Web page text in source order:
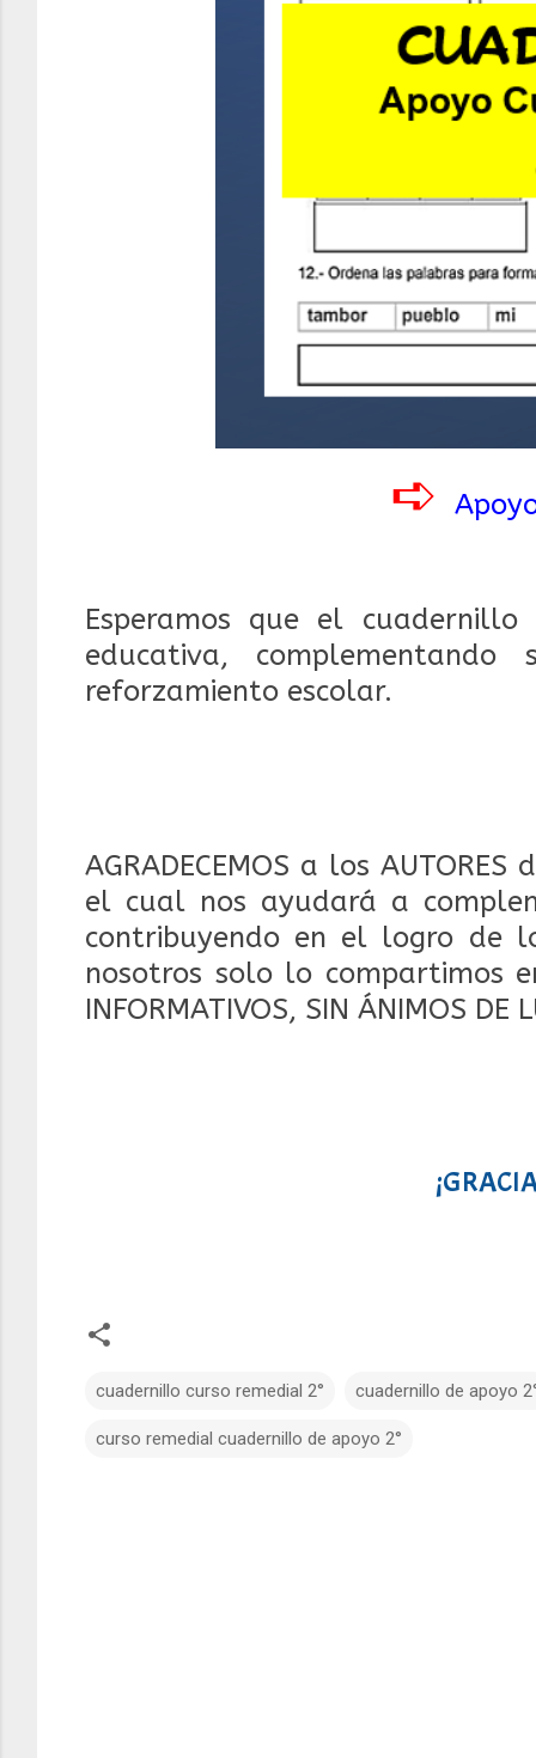
➪
Esperamos que el
educativa,
reforzamiento escolar.
AGRADECEMOS a los AUTORES
el cual nos ayudará a
contribuyendo en el logro de
nosotros solo lo compartimos
INFORMATIVOS, SIN ÁNIMOS DE
cuadernillo curso remedial 2° cuadernillo de apoyo
curso remedial cuadernillo de apoyo 2°